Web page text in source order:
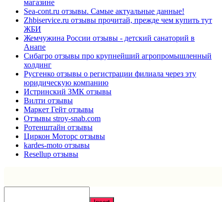
магазине
Sea-cont.ru отзывы. Самые актуальные данные!
Zhbiservice.ru отзывы прочитай, прежде чем купить тут
ЖБИ
Жемчужина России отзывы - детский санаторий в
Анапе
Сибагро отзывы про крупнейший агропромышленный
холдинг
Русгенко отзывы о регистрации филиала через эту
юридическую компанию
Истринский ЗМК отзывы
Вилти отзывы
Маркет Гейт отзывы
Отзывы stroy-snab.com
Ротенштайн отзывы
Циркон Моторс отзывы
kardes-moto отзывы
Resellup отзывы